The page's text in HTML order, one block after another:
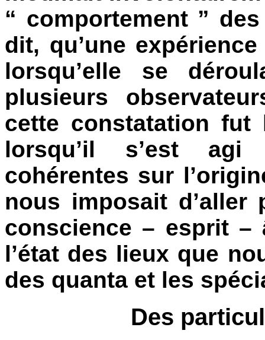
“ comportement ”
dit, qu’une
lorsqu’elle se
plusieurs
cette constatation fut
lorsqu’il s’est agi
cohérentes sur
nous imposait
conscience – esprit
l’état des lieux que
des quanta et les
Des